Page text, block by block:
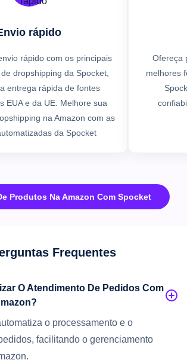
rápido
rápido com os principais
dropshipping da Spocket,
entrega rápida de fontes
EUA e da UE. Melhore sua
na Amazon com as
da Spocket
Ofereça
melhores
Produtos Na Amazon Com Spocket
Frequentes
O Atendimento De Pedidos Com
o processamento e o
facilitando o gerenciamento